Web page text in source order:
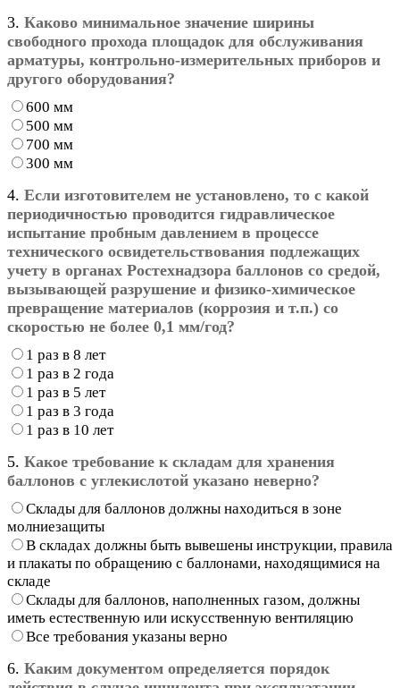
3. Каково минимальное значение ширины
свободного прохода площадок для обслуживания
арматуры, контрольно-измерительных приборов и
другого оборудования?
600 мм
500 мм
700 мм
300 мм
4. Если изготовителем не установлено, то с какой
периодичностью проводится гидравлическое
испытание пробным давлением в процессе
технического освидетельствования подлежащих
учету в органах Ростехнадзора баллонов со средой,
вызывающей разрушение и физико-химическое
превращение материалов (коррозия и т.п.) со
скоростью не более 0,1 мм/год?
1 раз в 8 лет
1 раз в 2 года
1 раз в 5 лет
1 раз в 3 года
1 раз в 10 лет
5. Какое требование к складам для хранения
баллонов с углекислотой указано неверно?
Склады для баллонов должны находиться в зоне
молниезащиты
В складах должны быть вывешены инструкции, правила
и плакаты по обращению с баллонами, находящимися на
складе
Склады для баллонов, наполненных газом, должны
иметь естественную или искусственную вентиляцию
Все требования указаны верно
6. Каким документом определяется порядок